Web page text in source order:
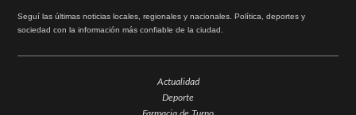
Seguí las últimas noticias locales, regionales y nacionales. Política, deportes y
sociedad con la información más confiable de la ciudad.
Actualidad
Deporte